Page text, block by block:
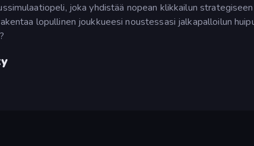
joka yhdistää nopean klikkailun
lopullinen joukkueesi noustessasi jalkapalloilun